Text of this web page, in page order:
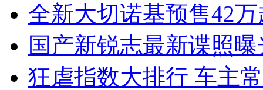
全新大切诺基预售42
国产新锐志最新谍照
狂虐指数大排行 车主